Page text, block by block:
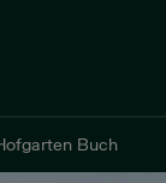
Buch
Buch